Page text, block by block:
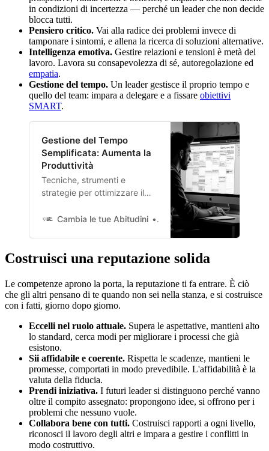
in condizioni di incertezza — perché un leader che non decide
blocca tutti.
Pensiero critico. Vai alla radice dei problemi invece di
tamponare i sintomi, e allena la ricerca di soluzioni alternative.
Intelligenza emotiva. Gestire relazioni e tensioni è metà del
lavoro. Lavora su consapevolezza di sé, autoregolazione ed
empatia.
Gestione del tempo. Un leader gestisce il proprio tempo e
quello del team: impara a delegare e a fissare obiettivi
SMART.
Gestione del Tempo
Semplificata: Aumenta la
Produttività
Tecniche, strumenti e
strategie per ottimizzare il
tuoi obiettivi riducendo lo
Cambia le tue Abitudini Domenico Marra
Costruisci una reputazione solida
Le competenze aprono la porta, la reputazione ti fa entrare. È ciò
che gli altri pensano di te quando non sei nella stanza, e si costruisce
con i fatti, giorno dopo giorno.
Eccelli nel ruolo attuale. Supera le aspettative, mantieni alto
lo standard, cerca modi per migliorare i processi che già
esistono.
Sii affidabile e coerente. Rispetta le scadenze, mantieni le
promesse, comportati in modo prevedibile. L'affidabilità è la
valuta della fiducia.
Prendi iniziativa. I futuri leader si distinguono perché vanno
oltre il compito assegnato: propongono idee, si offrono per i
problemi che nessuno vuole.
Collabora bene con tutti. Costruisci rapporti a ogni livello,
riconosci il lavoro degli altri e impara a gestire i conflitti in
modo costruttivo.